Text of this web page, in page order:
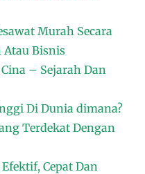
Murah Secara
Bisnis
– Sejarah Dan
Di Dunia dimana?
Terdekat Dengan
Cepat Dan